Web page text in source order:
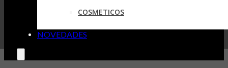
COSMETICOS
NOVEDADES